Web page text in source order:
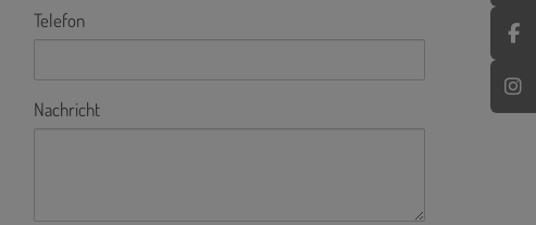
Telefon
Nachricht